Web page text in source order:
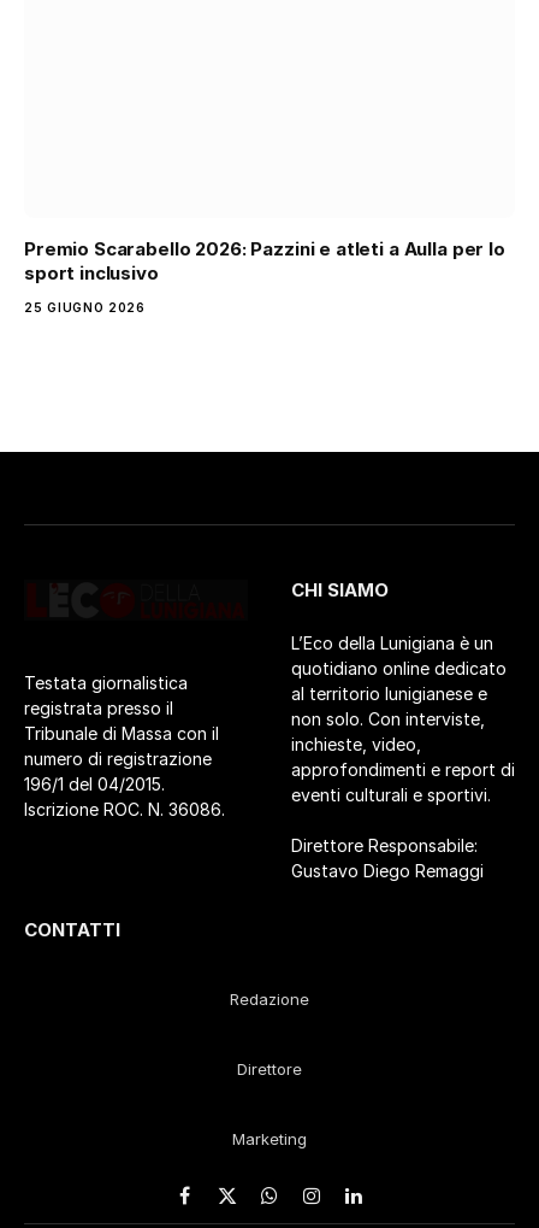
Premio Scarabello 2026: Pazzini e atleti a Aulla per lo
sport inclusivo
25 GIUGNO 2026
Testata giornalistica
registrata presso il
Tribunale di Massa con il
numero di registrazione
196/1 del 04/2015.
Iscrizione ROC. N. 36086.
CHI SIAMO
L’Eco della Lunigiana è un
quotidiano online dedicato
al territorio lunigianese e
non solo. Con interviste,
inchieste, video,
approfondimenti e report di
eventi culturali e sportivi.
Direttore Responsabile:
Gustavo Diego Remaggi
CONTATTI
Redazione
Direttore
Marketing
Facebook
X WhatsApp
Instagram
LinkedIn